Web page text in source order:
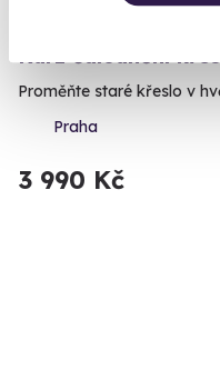
Proměňte staré křeslo v
Praha
3 990 Kč